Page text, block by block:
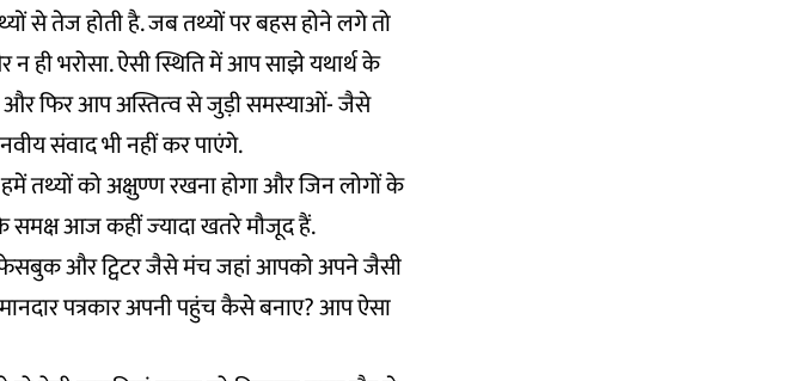
से तेज होती है. जब तथ्‍यों पर बहस होने लगे तो
भरोसा. ऐसी स्थिति में आप साझे यथार्थ के
और फिर आप अस्तित्‍व से जुड़ी समस्‍याओं- जैसे
संवाद भी नहीं कर पाएंगे.
को अक्षुण्‍ण रखना होगा और जिन लोगों के
समक्ष आज कहीं ज्‍यादा खतरे मौजूद हैं.
और ट्विटर जैसे मंच जहां आपको अपने जैसी
पत्रकार अपनी पहुंच कैसे बनाए? आप ऐसा